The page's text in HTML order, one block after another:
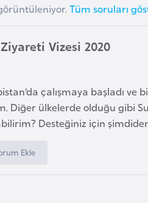
Tüm soruları
Vizesi 2020
çalışmaya başladı ve
Diğer ülkelerde olduğu gibi
Desteğiniz için
Ekle